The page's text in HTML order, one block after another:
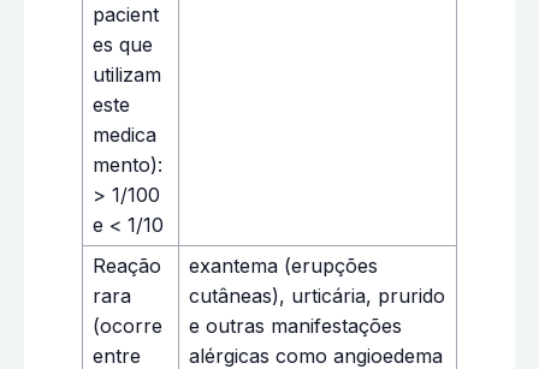
pacient
es que
utilizam
este
medica
mento):
> 1/100
e < 1/10
Reação
rara
(ocorre
entre
exantema (erupções
cutâneas), urticária, prurido
e outras manifestações
alérgicas como angioedema